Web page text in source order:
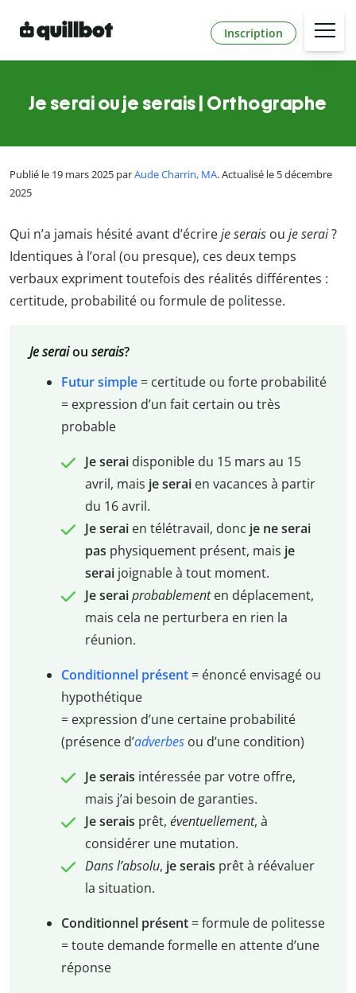
Inscription
Je serai ou je serais | Orthographe
Publié le 19 mars 2025 parAude Charrin, MA. Actualisé le 5 décembre
2025
Qui n’a jamais hésité avant d’écrireje serais ou je serai?
Identiques à l’oral (ou presque), ces deux temps
verbaux expriment toutefois des réalités différentes :
certitude, probabilité ou formule de politesse.
Je seraiou serais?
Futur simple= certitude ou forte probabilité
= expression d’un fait certain ou très
probable
Je seraidisponible du 15 mars au 15
avril, mais je seraien vacances à partir
du 16 avril.
Je seraien télétravail, donc je ne serai
pas physiquement présent, mais je
seraijoignable à tout moment.
Je seraiprobablementen déplacement,
mais cela ne perturbera en rien la
réunion.
Conditionnel présent= énoncé envisagé ou
hypothétique
= expression d’une certaine probabilité
(présence d’adverbesou d’une condition)
Je serais intéressée par votre offre,
mais j’ai besoin de garanties.
Je serais prêt, éventuellement, à
considérer une mutation.
Dans l’absolu, je serais prêt à réévaluer
la situation.
Conditionnel présent= formule de politesse
= toute demande formelle en attente d’une
réponse